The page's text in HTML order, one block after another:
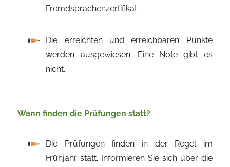
Fremdsprachenzertifikat.
Die erreichten und erreichbaren Punkte
werden ausgewiesen. Eine Note gibt es
nicht.
Wann finden die Prüfungen statt?
Die Prüfungen finden in der Regel im
Frühjahr statt. Informieren Sie sich über die